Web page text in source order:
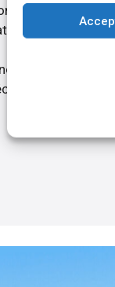
un
de batteries
entreprise
dès lors